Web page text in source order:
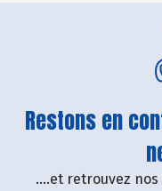
Restons en
....et retrouvez